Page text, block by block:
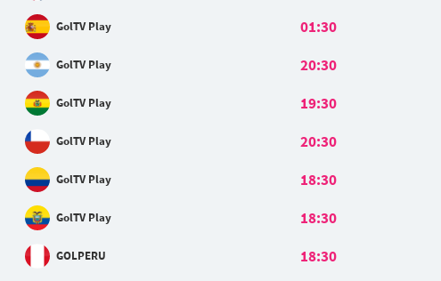
GolTV Play 01:30
GolTV Play 20:30
GolTV Play 19:30
GolTV Play 20:30
GolTV Play 18:30
GolTV Play 18:30
GOLPERU 18:30